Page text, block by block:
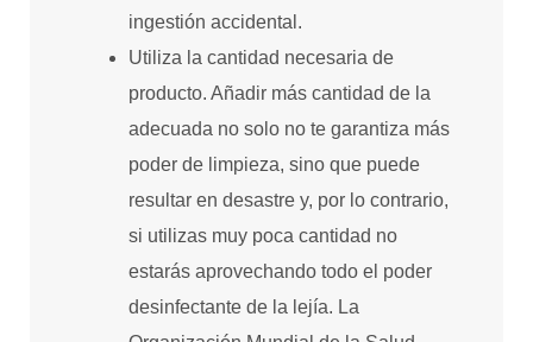
ingestión accidental.
Utiliza la cantidad necesaria de
producto. Añadir más cantidad de la
adecuada no solo no te garantiza más
poder de limpieza, sino que puede
resultar en desastre y, por lo contrario,
si utilizas muy poca cantidad no
estarás aprovechando todo el poder
desinfectante de la lejía. La